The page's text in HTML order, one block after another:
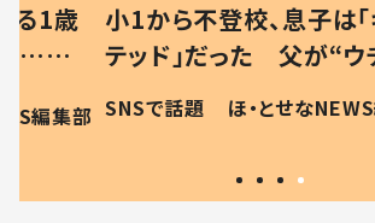
る1歳
…母
現行
編集部
小1から不登校、息子は
テッド」だった 父が“ウ
食”を作り続ける理由と
和の親 #令和の子
SNSで話題 ほ・とせな